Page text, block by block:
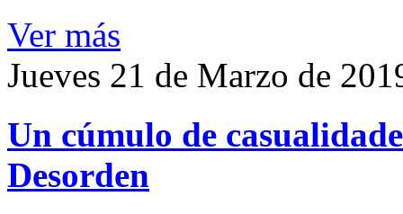
Ver más
Jueves 21 de Marzo de
Un cúmulo de
Desorden